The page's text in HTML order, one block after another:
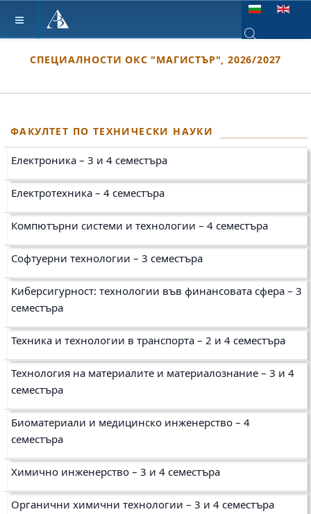
Изберете език
Type 2 or more
СПЕЦИАЛНОСТИ ОКС "МАГИСТЪР", 2026/2027
ФАКУЛТЕТ ПО ТЕХНИЧЕСКИ НАУКИ
Електроника – 3 и 4 семестъра
Електротехника – 4 семестъра
Компютърни системи и технологии – 4 семестъра
Софтуерни технологии – 3 семестъра
Киберсигурност: технологии във финансовата сфера – 3
семестъра
Техника и технологии в транспорта – 2 и 4 семестъра
Технология на материалите и материалознание – 3 и 4
семестъра
Биоматериали и медицинско инженерство – 4
семестъра
Химично инженерство – 3 и 4 семестъра
Органични химични технологии – 3 и 4 семестъра